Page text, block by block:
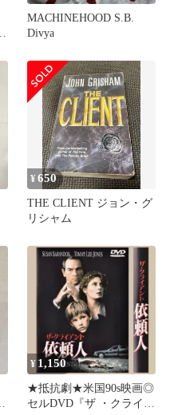
MACHINEHOOD S.B.
Divya
¥650
THE CLIENT ジョン・グ
リシャム
¥ 1,150
★抵抗劇★米国90s映画◎
セルDVD『ザ ・クライア